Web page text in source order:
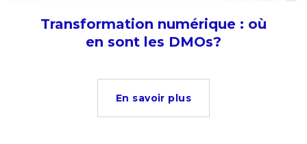
Transformation numérique : où
en sont les DMOs?
En savoir plus